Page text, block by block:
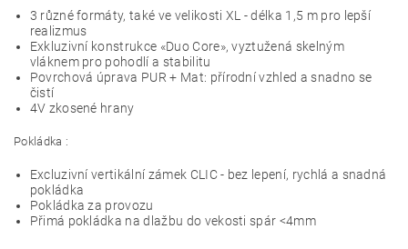
3 různé formáty, také ve velikosti XL - délka 1,5 m pro lepší
realizmus
Exkluzivní konstrukce «Duo Core», vyztužená skelným
vláknem pro pohodlí a stabilitu
Povrchová úprava PUR + Mat: přírodní vzhled a snadno se
čistí
4V zkosené hrany
Pokládka :
Excluzivní vertikální zámek CLIC - bez lepení, rychlá a snadná
pokládka
Pokládka za provozu
Přimá pokládka na dlažbu do vekosti spár <4mm